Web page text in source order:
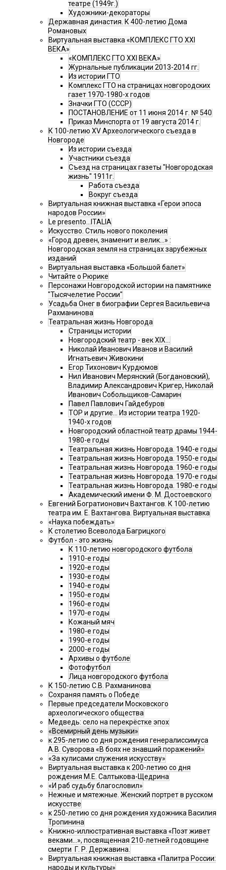
театре (1949г.)
Художники-декораторы
Державная династия. К 400-летию Дома
Романовых
Виртуальная выставка «КОМПЛЕКС ГТО XXI
ВЕКА»
«КОМПЛЕКС ГТО XXI ВЕКА»
Журнальные публикации 2013-2014 гг.
Из истории ГТО
Комплекс ГТО на страницах новгородских
газет 1970-1980-х годов
Значки ГТО (СССР)
ПОСТАНОВЛЕНИЕ от 11 июня 2014 г. № 540
Приказ Минспорта от 19 августа 2014 г.
К 100-летию XV Археологического съезда в
Новгороде
Из истории съезда
Участники съезда
Cъезд на страницах газеты "Новгородская
жизнь" 1911г.
Работа съезда
Вокруг съезда
Виртуальная книжная выставка «Герои эпоса
народов России»
Le presento...ITALIA
Искусство. Стиль нового поколения
«Город древен, знаменит и велик…» :
Новгородская земля на страницах зарубежных
изданий
Виртуальная выставка «Большой балет»
Читайте о Рюрике
Персонажи Новгородской истории на памятнике
"Тысячелетие России"
Усадьба Онег в биографии Сергея Васильевича
Рахманинова
Театральная жизнь Новгорода
Страницы истории
Новгородский театр - век XIX…
Николай Иванович Иванов и Василий
Игнатьевич Живокини
Егор Тихонович Курдюмов
Нил Иванович Мерянский (Богдановский),
Владимир Александрович Кригер, Николай
Иванович Собольщиков-Самарин
Павел Павлович Гайдебуров
ТОР и другие… Из истории театра 1920-
1940-х годов
Новгородский областной театр драмы 1944-
1980-е годы
Театральная жизнь Новгорода. 1940-е годы
Театральная жизнь Новгорода. 1950-е годы
Театральная жизнь Новгорода. 1960-е годы
Театральная жизнь Новгорода. 1970-е годы
Театральная жизнь Новгорода. 1980-е годы
Академический имени Ф. М. Достоевского
Евгений Богратионович Вахтангов. К 100-летию
театра им. Е. Вахтангова. Виртуальная выставка
«Наука побеждать»
К столетию Всеволода Багрицкого
Футбол - это жизнь
К 110-летию новгородского футбола
1910-е годы
1920-е годы
1930-е годы
1940-е годы
1950-е годы
1960-е годы
1970-е годы
Кожаный мяч
1980-е годы
1990-е годы
2000-е годы
Архивы о футболе
Фотофутбол
Лица новгородского футбола
К 150-летию С.В. Рахманинова
Сохраняя память о Победе
Первые председатели Московского
археологического общества
Медведь: село на перекрёстке эпох
«Всемирный день музыки»
к 295-летию со дня рождения генералиссимуса
А.В. Суворова «В боях не знавший поражений»
«За кулисами служения искусству»
Виртуальная выставка к 200-летию со дня
рождения М.Е. Салтыкова-Щедрина
«И раб судьбу благословил»
Нежные и мятежные. Женский портрет в русском
искусстве
к 250-летию со дня рождения художника Василия
Тропинина
Книжно-иллюстративная выставка «Поэт живет
веками…», посвященная 210-летней годовщине
смерти Г. Р. Державина.
Виртуальная книжная выставка «Палитра России:
народы и культуры»